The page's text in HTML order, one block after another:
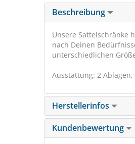
Beschreibung
Unsere Sattelschränke
nach Deinen
unterschiedlichen
Ausstattung: 2
Herstellerinfos
Kundenbewertung